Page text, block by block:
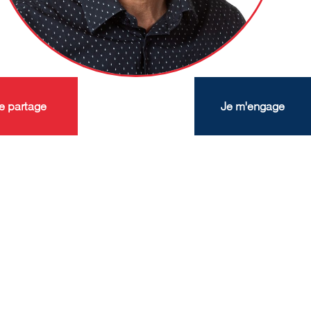
partage Je m'engage